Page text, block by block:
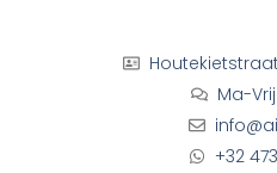
Ma-
+32